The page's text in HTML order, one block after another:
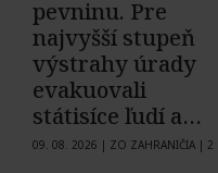
pevninu. Pre
najvyšší stupeň
výstrahy úrady
evakuovali
státisíce ľudí a
zrušili tisícky
09. 08. 2026 | ZO ZAHRANIČIA | 2